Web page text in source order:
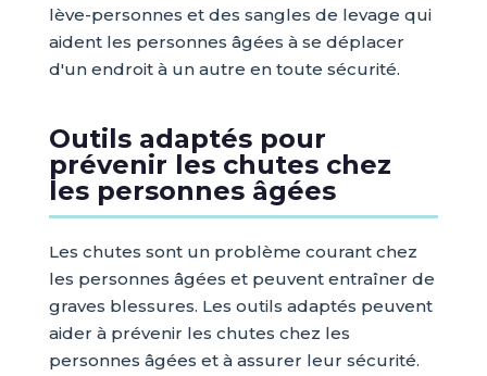
lève-personnes et des sangles de levage qui
aident les personnes âgées à se déplacer
d'un endroit à un autre en toute sécurité.
Outils adaptés pour
prévenir les chutes chez
les personnes âgées
Les chutes sont un problème courant chez
les personnes âgées et peuvent entraîner de
graves blessures. Les outils adaptés peuvent
aider à prévenir les chutes chez les
personnes âgées et à assurer leur sécurité.